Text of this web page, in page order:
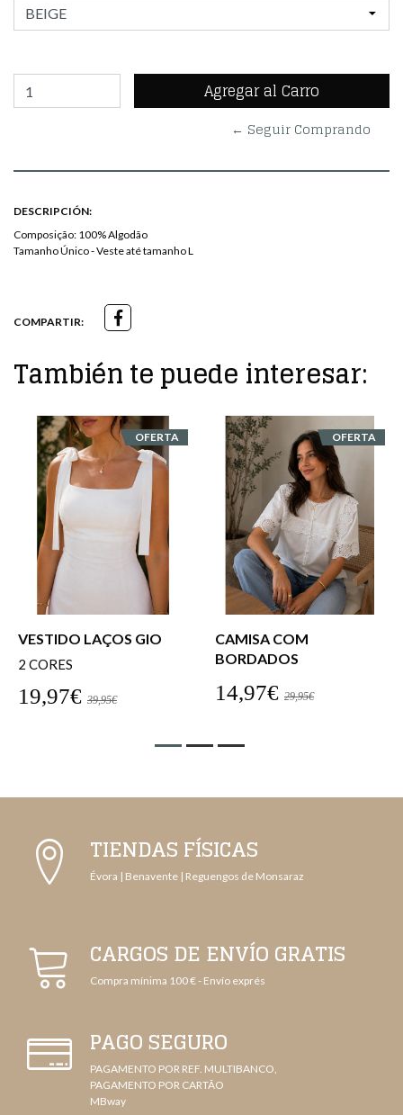
← Seguir Comprando
DESCRIPCIÓN:
Composição: 100% Algodão
Tamanho Único - Veste até tamanho L
COMPARTIR:
También te puede interesar:
OFERTA
VESTIDO LAÇOS GIO
2 CORES
19,97€ 39,95€
OFERTA
CAMISA COM
BORDADOS
14,97€ 29,95€
TIENDAS FÍSICAS
Évora | Benavente | Reguengos de Monsaraz
CARGOS DE ENVÍO GRATIS
Compra mínima 100 € - Envío exprés
PAGO SEGURO
PAGAMENTO POR REF. MULTIBANCO,
PAGAMENTO POR CARTÃO
MBway